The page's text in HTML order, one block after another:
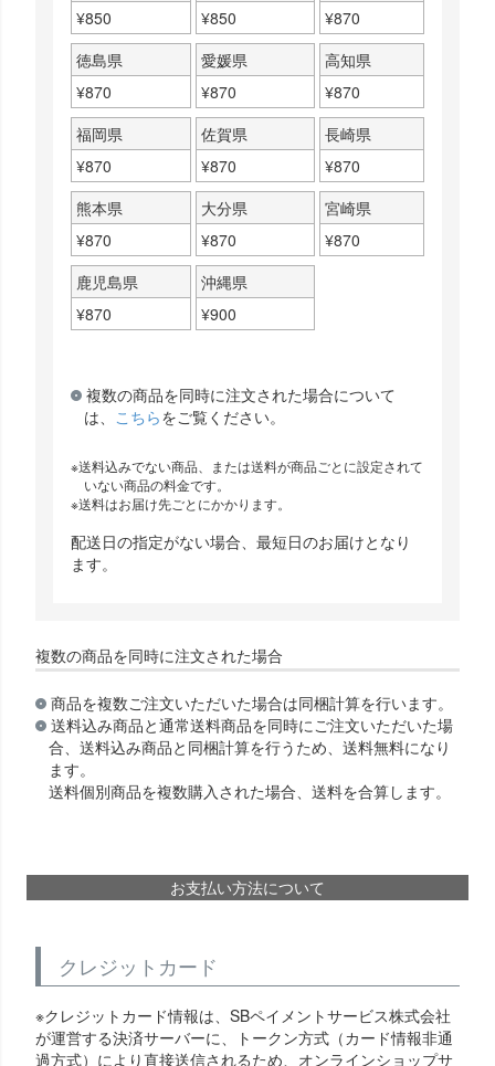
¥850
¥850
¥870
徳島県
¥870
愛媛県
¥870
高知県
¥870
福岡県
¥870
佐賀県
¥870
長崎県
¥870
熊本県
¥870
大分県
¥870
宮崎県
¥870
鹿児島県
¥870
沖縄県
¥900
複数の商品を同時に注文された場合について
は、 こちらをご覧ください。
送料込みでない商品、または送料が商品ごとに設定されて
いない商品の料金です。
送料はお届け先ごとにかかります。
配送日の指定がない場合、最短日のお届けとなり
ます。
複数の商品を同時に注文された場合
商品を複数ご注文いただいた場合は同梱計算を行います。
送料込み商品と通常送料商品を同時にご注文いただいた場
合、送料込み商品と同梱計算を行うため、送料無料になり
ます。
送料個別商品を複数購入された場合、送料を合算します。
お支払い方法について
クレジットカード
※クレジットカード情報は、SBペイメントサービス株式会社
が運営する決済サーバーに、トークン方式（カード情報非通
過方式）により直接送信されるため、オンラインショップサ